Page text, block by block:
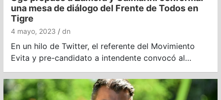
una mesa de diálogo del Frente de Todos en
Tigre
4 mayo, 2023 dn
En un hilo de Twitter, el referente del Movimiento
Evita y pre-candidato a intendente convocó al…